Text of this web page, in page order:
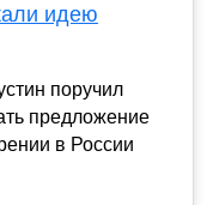
идею
поручил
предложение
в России